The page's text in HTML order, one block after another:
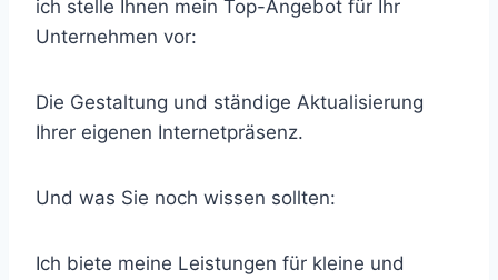
ich stelle Ihnen mein Top-Angebot für Ihr
Unternehmen vor:
Die Gestaltung und ständige Aktualisierung
Ihrer eigenen Internetpräsenz.
Und was Sie noch wissen sollten:
Ich biete meine Leistungen für kleine und